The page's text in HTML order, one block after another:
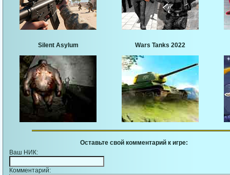
Silent Asylum Wars Tanks 2022
Оставьте свой комментарий к игре:
Ваш НИК:
Комментарий: